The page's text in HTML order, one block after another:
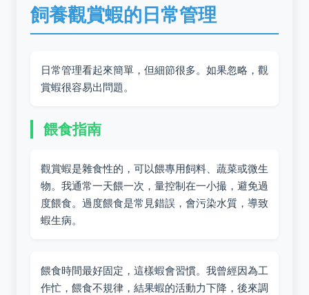
飼養觀賞蝦的日常管理
日常管理看起來簡單，但細節很多。如果忽略，觀
賞蝦很容易出問題。
餵食指南
觀賞蝦是雜食性的，可以餵專用飼料、蔬菜或微生
物。我通常一天餵一次，量控制在一小撮，避免過
度餵食。過度餵食是常見錯誤，會污染水質，導致
蝦生病。
餵食時間最好固定，這樣蝦會習慣。我曾經因為工
作忙，餵食不規律，結果蝦的活動力下降，後來調